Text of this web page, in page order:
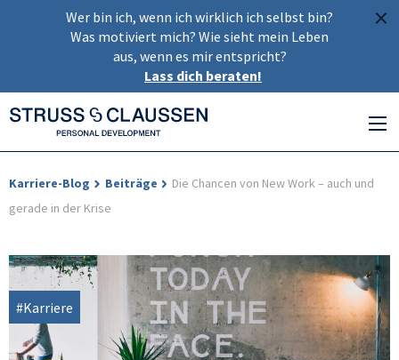
×
Wer bin ich, wenn ich wirklich ich selbst bin?
Was motiviert mich? Wie sieht mein Leben
aus, wenn es mir entspricht?
Lass dich beraten!
Karriere-Blog Beiträge
Die Chancen von New Work – auch und
gerade in der Krise
#Karriere